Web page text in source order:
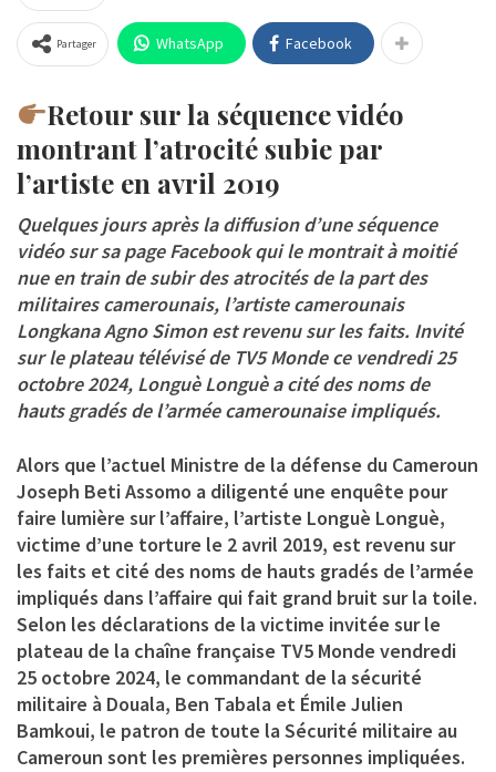
Partager WhatsApp Facebook
Retour sur la séquence vidéo
montrant l’atrocité subie par
l’artiste en avril 2019
Quelques jours après la diffusion d’une séquence
vidéo sur sa page Facebook qui le montrait à moitié
nue en train de subir des atrocités de la part des
militaires camerounais, l’artiste camerounais
Longkana Agno Simon est revenu sur les faits. Invité
sur le plateau télévisé de TV5 Monde ce vendredi 25
octobre 2024, Longuè Longuè a cité des noms de
hauts gradés de l’armée camerounaise impliqués.
Alors que l’actuel Ministre de la défense du Cameroun
Joseph Beti Assomo a diligenté une enquête pour
faire lumière sur l’affaire, l’artiste Longuè Longuè,
victime d’une torture le 2 avril 2019, est revenu sur
les faits et cité des noms de hauts gradés de l’armée
impliqués dans l’affaire qui fait grand bruit sur la toile.
Selon les déclarations de la victime invitée sur le
plateau de la chaîne française TV5 Monde vendredi
25 octobre 2024, le commandant de la sécurité
militaire à Douala, Ben Tabala et Émile Julien
Bamkoui, le patron de toute la Sécurité militaire au
Cameroun sont les premières personnes impliquées.